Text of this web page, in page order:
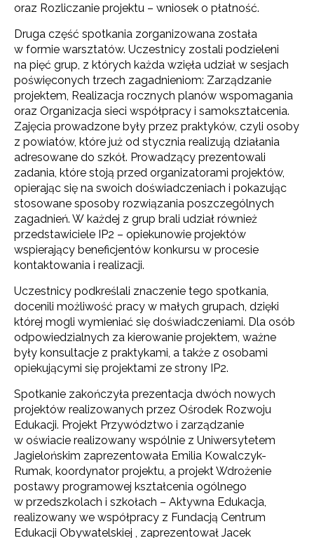
oraz Rozliczanie projektu – wniosek o płatność.
Druga część spotkania zorganizowana została
w formie warsztatów. Uczestnicy zostali podzieleni
na pięć grup, z których każda wzięła udział w sesjach
poświęconych trzech zagadnieniom: Zarządzanie
projektem, Realizacja rocznych planów wspomagania
oraz Organizacja sieci współpracy i samokształcenia.
Zajęcia prowadzone były przez praktyków, czyli osoby
z powiatów, które już od stycznia realizują działania
adresowane do szkół. Prowadzący prezentowali
zadania, które stoją przed organizatorami projektów,
opierając się na swoich doświadczeniach i pokazując
stosowane sposoby rozwiązania poszczególnych
zagadnień. W każdej z grup brali udział również
przedstawiciele IP2 – opiekunowie projektów
wspierający beneficjentów konkursu w procesie
kontaktowania i realizacji.
Uczestnicy podkreślali znaczenie tego spotkania,
docenili możliwość pracy w małych grupach, dzięki
której mogli wymieniać się doświadczeniami. Dla osób
odpowiedzialnych za kierowanie projektem, ważne
były konsultacje z praktykami, a także z osobami
opiekującymi się projektami ze strony IP2.
Spotkanie zakończyła prezentacja dwóch nowych
projektów realizowanych przez Ośrodek Rozwoju
Edukacji. Projekt Przywództwo i zarządzanie
w oświacie realizowany wspólnie z Uniwersytetem
Jagielońskim zaprezentowała Emilia Kowalczyk-
Rumak, koordynator projektu, a projekt Wdrożenie
postawy programowej kształcenia ogólnego
w przedszkolach i szkołach – Aktywna Edukacja,
realizowany we współpracy z Fundacją Centrum
Edukacji Obywatelskiej , zaprezentował Jacek